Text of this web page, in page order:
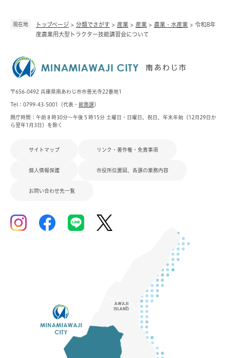
現在地 トップページ > 分類でさがす > 産業 > 産業 > 農業・水産業 > 令和8年
度農業用大型トラクター技能講習会について
〒656-0492 兵庫県南あわじ市市善光寺22番地1
Tel：0799-43-5001（代表・ 総務課）
開庁時間：午前８時30分～午後５時15分 土曜日・日曜日、祝日、年末年始（12月29日か
ら翌年1月3日）を除く
サイトマップ リンク・著作権・免責事項
個人情報保護 市役所位置図、各課の業務内容
お問い合わせ先一覧